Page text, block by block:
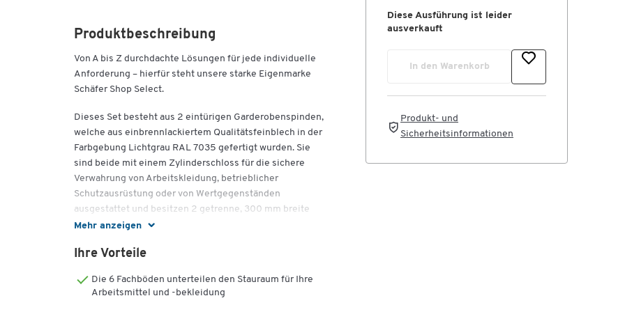
Mehr anzeigen
Produktbeschreibung
Von A bis Z durchdachte Lösungen für jede individuelle
Anforderung – hierfür steht unsere starke Eigenmarke
Schäfer Shop Select.
Dieses Set besteht aus 2 eintürigen Garderobenspinden,
welche aus einbrennlackiertem Qualitätsfeinblech in der
Farbgebung Lichtgrau RAL 7035 gefertigt wurden. Sie
sind beide mit einem Zylinderschloss für die sichere
Verwahrung von Arbeitskleidung, betrieblicher
Schutzausrüstung oder von Wertgegenständen
ausgestattet und besitzen 2 getrenne, 300 mm breite
Abteile.
Diese befinden sich hinter durchgehenden Flügeltüren
Inneren. Einer der Kleiderspinde ist mit 2 Einlegeböden
sowie einer praktischen Kleiderstange ausgestattet, der
Ihre Vorteile
Die 6 Fachböden unterteilen den Stauraum für Ihre
Arbeitsmittel und -bekleidung
Diese Ausführung ist leider
ausverkauft
In den Warenkorb
Produkt- und
Sicherheitsinformationen